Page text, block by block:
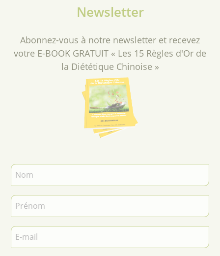
Newsletter
Abonnez-vous à notre newsletter et recevez
votre E-BOOK GRATUIT « Les 15 Règles d'Or de
la Diététique Chinoise »